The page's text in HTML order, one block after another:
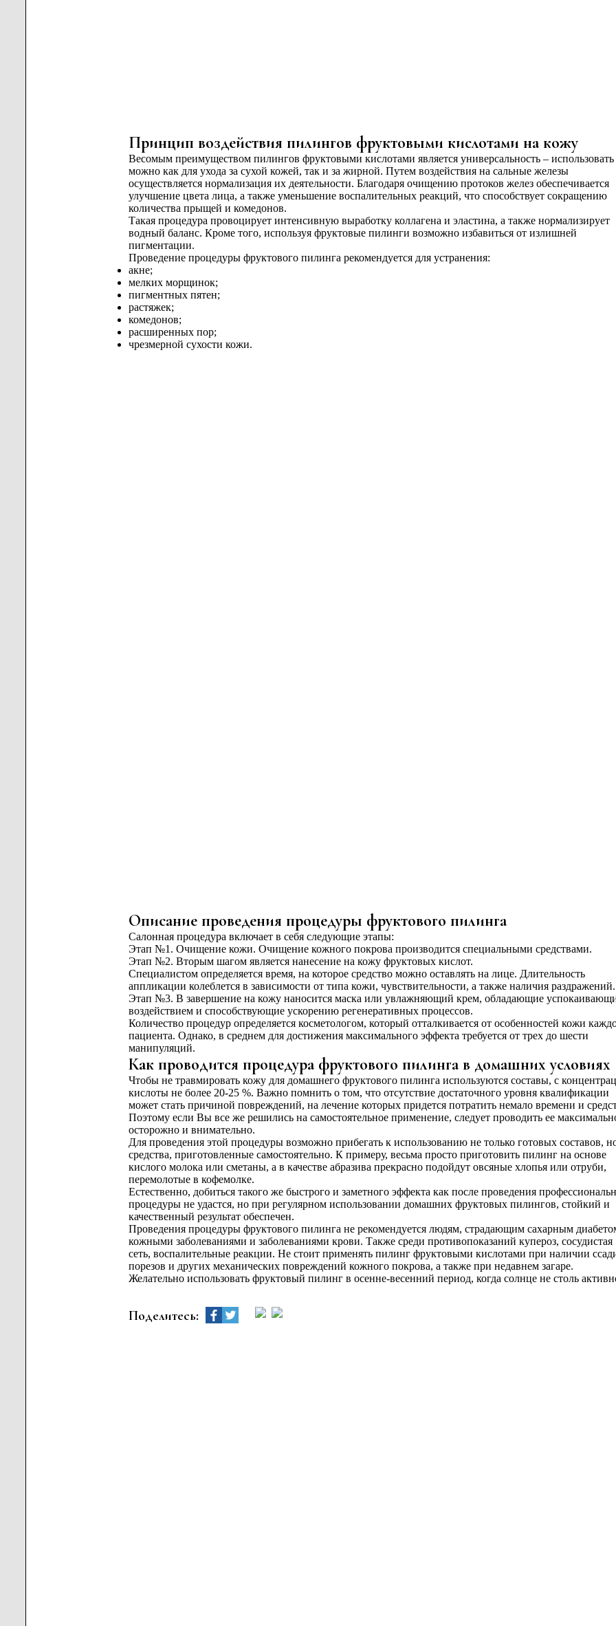
Принцип воздействия пилингов фруктовыми кислотами на кожу
Весомым преимуществом пилингов фруктовыми кислотами является универсальность –
можно как для ухода за сухой кожей, так и за жирной. Путем воздействия на сальные железы
осуществляется нормализация их деятельности. Благодаря очищению протоков желез обеспечивается
улучшение цвета лица, а также уменьшение воспалительных реакций, что способствует сокращению
количества прыщей и комедонов.
Такая процедура провоцирует интенсивную выработку коллагена и эластина, а также нормализирует
водный баланс. Кроме того, используя фруктовые пилинги возможно избавиться от излишней
пигментации.
Проведение процедуры фруктового пилинга рекомендуется для устранения:
акне;
мелких морщинок;
пигментных пятен;
растяжек;
комедонов;
расширенных пор;
чрезмерной сухости кожи.
Описание проведения процедуры фруктового пилинга
Салонная процедура включает в себя следующие этапы:
Этап №1. Очищение кожи. Очищение кожного покрова производится специальными средствами.
Этап №2. Вторым шагом является нанесение на кожу фруктовых кислот.
Специалистом определяется время, на которое средство можно оставлять на лице. Длительность
аппликации колеблется в зависимости от типа кожи, чувствительности, а также наличия раздражений.
Этап №3. В завершение на кожу наносится маска или увлажняющий крем, обладающие
воздействием и способствующие ускорению регенеративных процессов.
Количество процедур определяется косметологом, который отталкивается от особенностей кожи
пациента. Однако, в среднем для достижения максимального эффекта требуется от трех до шести
манипуляций.
Как проводится процедура фруктового пилинга в домашних условиях
Чтобы не травмировать кожу для домашнего фруктового пилинга используются составы, с
кислоты не более 20-25 %. Важно помнить о том, что отсутствие достаточного уровня квалификации
может стать причиной повреждений, на лечение которых придется потратить немало времени и
Поэтому если Вы все же решились на самостоятельное применение, следует проводить ее
осторожно и внимательно.
Для проведения этой процедуры возможно прибегать к использованию не только готовых составов,
средства, приготовленные самостоятельно. К примеру, весьма просто приготовить пилинг на основе
кислого молока или сметаны, а в качестве абразива прекрасно подойдут овсяные хлопья или отруби,
перемолотые в кофемолке.
Естественно, добиться такого же быстрого и заметного эффекта как после проведения
процедуры не удастся, но при регулярном использовании домашних фруктовых пилингов, стойкий и
качественный результат обеспечен.
Проведения процедуры фруктового пилинга не рекомендуется людям, страдающим сахарным
кожными заболеваниями и заболеваниями крови. Также среди противопоказаний купероз, сосудистая
сеть, воспалительные реакции. Не стоит применять пилинг фруктовыми кислотами при наличии
порезов и других механических повреждений кожного покрова, а также при недавнем загаре.
Желательно использовать фруктовый пилинг в осенне-весенний период, когда солнце не столь
Поделитесь: